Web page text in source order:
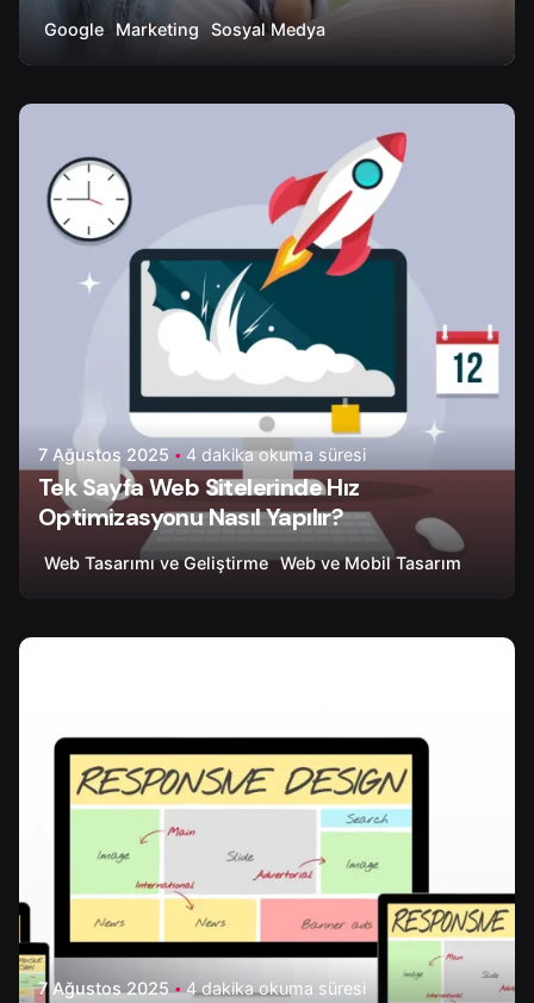
Google Marketing Sosyal Medya
Onur Ç.
7 Ağustos 2025 4 dakika okuma süresi
Tek Sayfa Web Sitelerinde Hız
Optimizasyonu Nasıl Yapılır?
Web Tasarımı ve Geliştirme Web ve Mobil Tasarım
7 Ağustos 2025 4 dakika okuma süresi